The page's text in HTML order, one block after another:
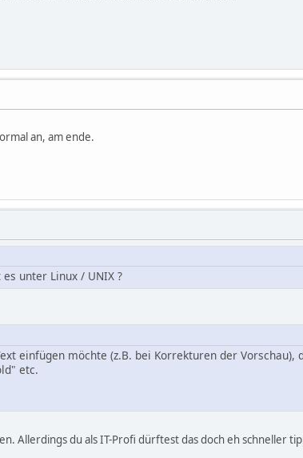
an, am ende.
unter Linux / UNIX ?
einfügen möchte (z.B. bei Korrekturen der
etc.
Allerdings du als IT-Profi dürftest das doch eh schneller